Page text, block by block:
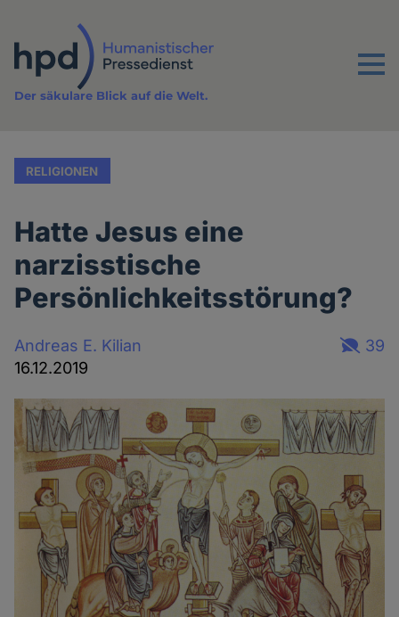
Inhalt
Menu
Der säkulare Blick auf die Welt.
RELIGIONEN
Hatte Jesus eine
narzisstische
Persönlichkeitsstörung?
Andreas E. Kilian
16.12.2019
39